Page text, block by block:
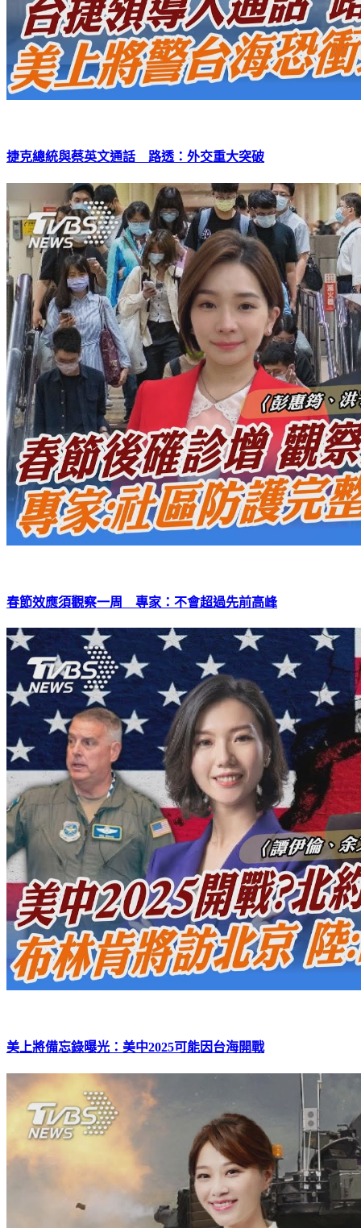
捷克總統與蔡英文通話 路透：外交重大突破
春節效應須觀察一周 專家：不會超過先前高峰
美上將備忘錄曝光：美中2025可能因台海開戰